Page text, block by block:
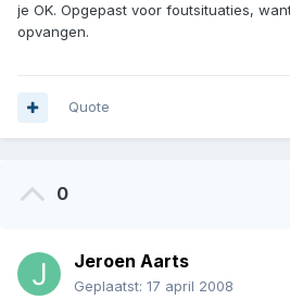
je OK. Opgepast voor foutsituaties,
opvangen.
Quote
0
Jeroen Aarts
Geplaatst: 17 april 2008